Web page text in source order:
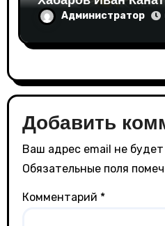
Администратор
Добавить
Ваш адрес email не будет
Обязательные поля
Комментарий *